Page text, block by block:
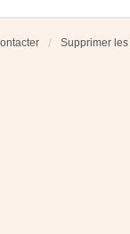
Supprimer